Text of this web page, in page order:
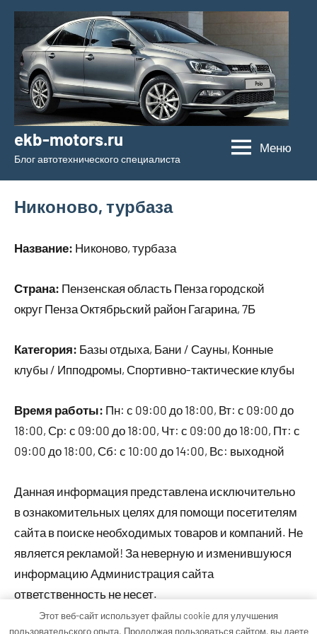
Перейти
содержимому
ekb-motors.ru
Блог автотехнического специалиста
Меню
Никоново, турбаза
Название: Никоново, турбаза
Страна: Пензенская область Пенза городской
округ Пенза Октябрьский район Гагарина, 7Б
Категория: Базы отдыха, Бани / Сауны, Конные
клубы / Ипподромы, Спортивно-тактические клубы
Время работы: Пн: с 09:00 до 18:00, Вт: с 09:00 до
18:00, Ср: с 09:00 до 18:00, Чт: с 09:00 до 18:00, Пт: с
09:00 до 18:00, Сб: с 10:00 до 14:00, Вс: выходной
Данная информация представлена исключительно
в ознакомительных целях для помощи посетителям
сайта в поиске необходимых товаров и компаний. Не
является рекламой! За неверную и изменившуюся
информацию Администрация сайта
ответственность не несет.
Этот веб-сайт использует файлы cookie для улучшения
пользовательского опыта. Продолжая пользоваться сайтом, вы даете